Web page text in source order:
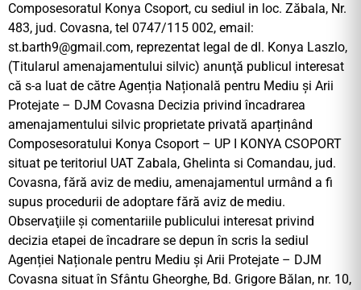
Composesoratul Konya Csoport, cu sediul in loc. Zăbala, Nr.
483, jud. Covasna, tel 0747/115 002, email:
st.barth9@gmail.com, reprezentat legal de dl. Konya Laszlo,
(Titularul amenajamentului silvic) anunţă publicul interesat
că s-a luat de către Agenția Națională pentru Mediu și Arii
Protejate – DJM Covasna Decizia privind încadrarea
amenajamentului silvic proprietate privată aparținând
Composesoratului Konya Csoport – UP I KONYA CSOPORT
situat pe teritoriul UAT Zabala, Ghelinta si Comandau, jud.
Covasna, fără aviz de mediu, amenajamentul urmând a fi
supus procedurii de adoptare fără aviz de mediu.
Observaţiile şi comentariile publicului interesat privind
decizia etapei de încadrare se depun în scris la sediul
Agenției Naționale pentru Mediu și Arii Protejate – DJM
Covasna situat în Sfântu Gheorghe, Bd. Grigore Bălan, nr. 10,